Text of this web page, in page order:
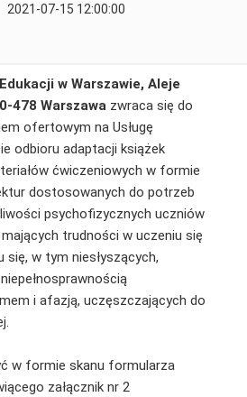
2021-07-15 12:00:00
w Warszawie, Aleje
478 Warszawa zwraca się do
ofertowym na Usługę
odbioru adaptacji książek
ćwiczeniowych w formie
dostosowanych do potrzeb
psychofizycznych uczniów
trudności w uczeniu się
się, w tym niesłyszących,
i afazją, uczęszczających do
w formie skanu formularza
załącznik nr 2